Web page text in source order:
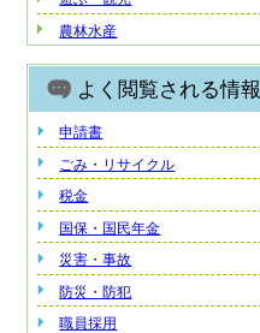
農林水産
よく閲覧される情報
申請書
ごみ・リサイクル
税金
国保・国民年金
災害・事故
防災・防犯
職員採用